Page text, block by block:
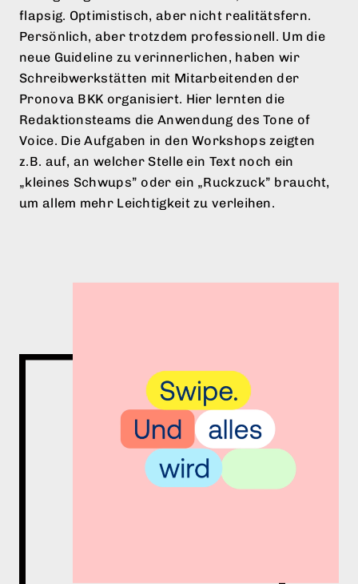
Kurz gesagt: Wir schreiben locker, aber nicht
flapsig. Optimistisch, aber nicht realitätsfern.
Persönlich, aber trotzdem professionell. Um die
neue Guideline zu verinnerlichen, haben wir
Schreibwerkstätten mit Mitarbeitenden der
Pronova BKK organisiert. Hier lernten die
Redaktionsteams die Anwendung des Tone of
Voice. Die Aufgaben in den Workshops zeigten
z.B. auf, an welcher Stelle ein Text noch ein
„kleines Schwups” oder ein „Ruckzuck” braucht,
um allem mehr Leichtigkeit zu verleihen.